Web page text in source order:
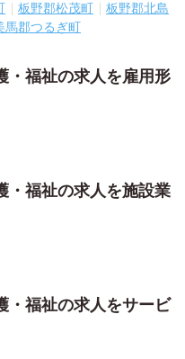
板野郡松茂町
板野郡北島
馬郡つるぎ町
・福祉の求人を雇用形
・福祉の求人を施設業
・福祉の求人をサービ